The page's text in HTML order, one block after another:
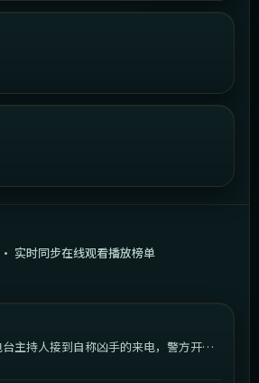
实时同步在线观看播放榜单
主持人接到自称凶手的来电，警方开始